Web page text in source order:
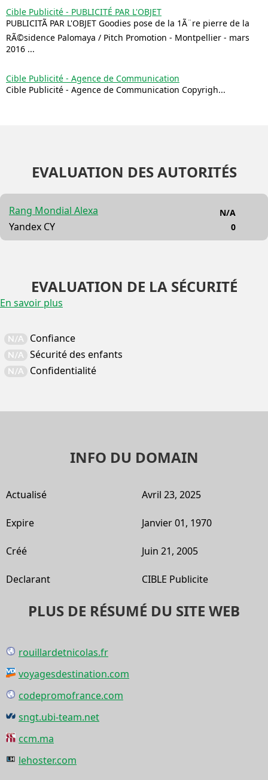
Cible Publicité - PUBLICITÉ PAR L'OBJET
PUBLICITÃ PAR L'OBJET Goodies pose de la 1Ã¨re pierre de la
RÃ©sidence Palomaya / Pitch Promotion - Montpellier - mars
2016 ...
Cible Publicité - Agence de Communication
Cible Publicité - Agence de Communication Copyrigh...
EVALUATION DES AUTORITÉS
Rang Mondial Alexa
Yandex CY
N/A
0
EVALUATION DE LA SÉCURITÉ
En savoir plus
N/A Confiance
N/A Sécurité des enfants
N/A Confidentialité
INFO DU DOMAIN
Actualisé Avril 23, 2025
Expire Janvier 01, 1970
Créé Juin 21, 2005
Declarant CIBLE Publicite
PLUS DE RÉSUMÉ DU SITE WEB
rouillardetnicolas.fr
voyagesdestination.com
codepromofrance.com
sngt.ubi-team.net
ccm.ma
lehoster.com